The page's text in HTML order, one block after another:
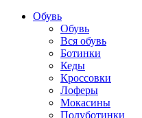
Обувь
Обувь
Вся обувь
Ботинки
Кеды
Кроссовки
Лоферы
Мокасины
Полуботинки